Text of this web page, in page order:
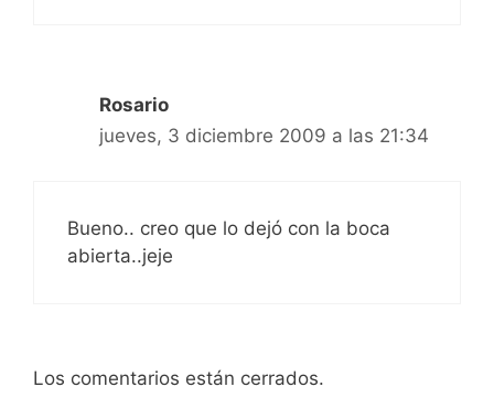
Rosario
jueves, 3 diciembre 2009 a las 21:34
Bueno.. creo que lo dejó con la boca
abierta..jeje
Los comentarios están cerrados.